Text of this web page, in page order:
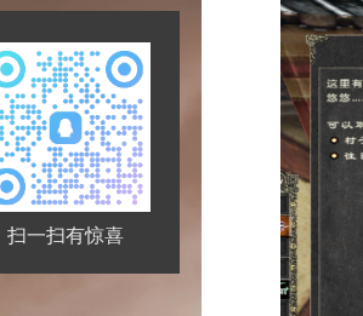
扫一扫有惊喜